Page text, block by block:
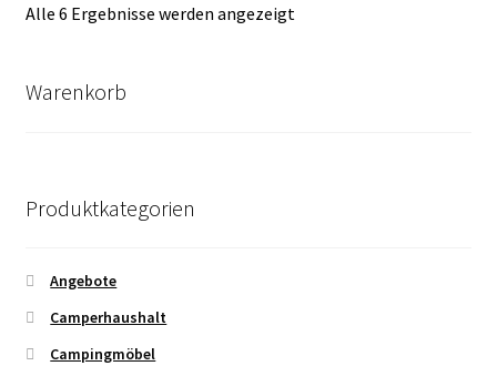
Alle 6 Ergebnisse werden angezeigtNach
Warenkorb
Produktkategorien
Angebote
Camperhaushalt
Campingmöbel